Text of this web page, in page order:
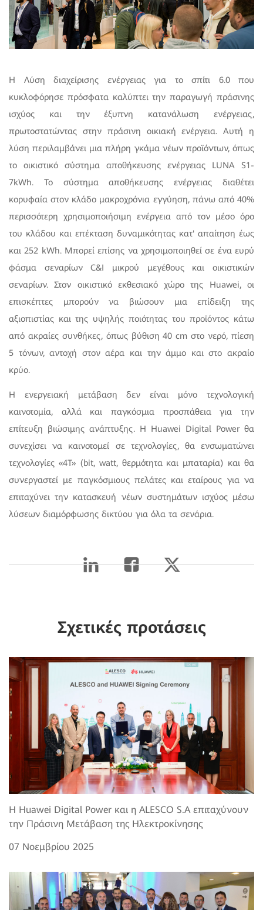
Η Λύση διαχείρισης ενέργειας για το σπίτι 6.0 που
κυκλοφόρησε πρόσφατα καλύπτει την παραγωγή πράσινης
ισχύος και την έξυπνη κατανάλωση ενέργειας,
πρωτοστατώντας στην πράσινη οικιακή ενέργεια. Αυτή η
λύση περιλαμβάνει μια πλήρη γκάμα νέων προϊόντων, όπως
το οικιστικό σύστημα αποθήκευσης ενέργειας LUNA S1-
7kWh. Το σύστημα αποθήκευσης ενέργειας διαθέτει
κορυφαία στον κλάδο μακροχρόνια εγγύηση, πάνω από 40%
περισσότερη χρησιμοποιήσιμη ενέργεια από τον μέσο όρο
του κλάδου και επέκταση δυναμικότητας κατ' απαίτηση έως
και 252 kWh. Μπορεί επίσης να χρησιμοποιηθεί σε ένα ευρύ
φάσμα σεναρίων C&I μικρού μεγέθους και οικιστικών
σεναρίων. Στον οικιστικό εκθεσιακό χώρο της Huawei, οι
επισκέπτες μπορούν να βιώσουν μια επίδειξη της
αξιοπιστίας και της υψηλής ποιότητας του προϊόντος κάτω
από ακραίες συνθήκες, όπως βύθιση 40 cm στο νερό, πίεση
5 τόνων, αντοχή στον αέρα και την άμμο και στο ακραίο
κρύο.
Η ενεργειακή μετάβαση δεν είναι μόνο τεχνολογική
καινοτομία, αλλά και παγκόσμια προσπάθεια για την
επίτευξη βιώσιμης ανάπτυξης. Η Huawei Digital Power θα
συνεχίσει να καινοτομεί σε τεχνολογίες, θα ενσωματώνει
τεχνολογίες «4T» (bit, watt, θερμότητα και μπαταρία) και θα
συνεργαστεί με παγκόσμιους πελάτες και εταίρους για να
επιταχύνει την κατασκευή νέων συστημάτων ισχύος μέσω
λύσεων διαμόρφωσης δικτύου για όλα τα σενάρια.
Σχετικές προτάσεις
Η Huawei Digital Power και η ALESCO S.A επιταχύνουν
την Πράσινη Μετάβαση της Ηλεκτροκίνησης
07 Νοεμβρίου 2025